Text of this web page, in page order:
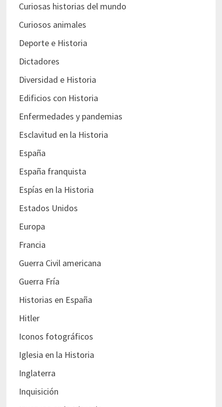
Curiosas historias del mundo
Curiosos animales
Deporte e Historia
Dictadores
Diversidad e Historia
Edificios con Historia
Enfermedades y pandemias
Esclavitud en la Historia
España
España franquista
Espías en la Historia
Estados Unidos
Europa
Francia
Guerra Civil americana
Guerra Fría
Historias en España
Hitler
Iconos fotográficos
Iglesia en la Historia
Inglaterra
Inquisición